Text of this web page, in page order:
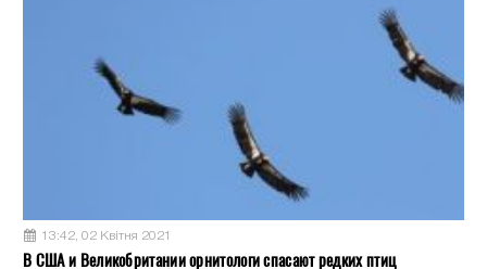
13:42, 02 Квітня 2021
В США и Великобритании орнитологи спасают редких птиц